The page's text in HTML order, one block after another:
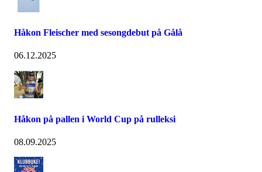
Håkon Fleischer med sesongdebut på Gålå
06.12.2025
Håkon på pallen i World Cup på rulleksi
08.09.2025